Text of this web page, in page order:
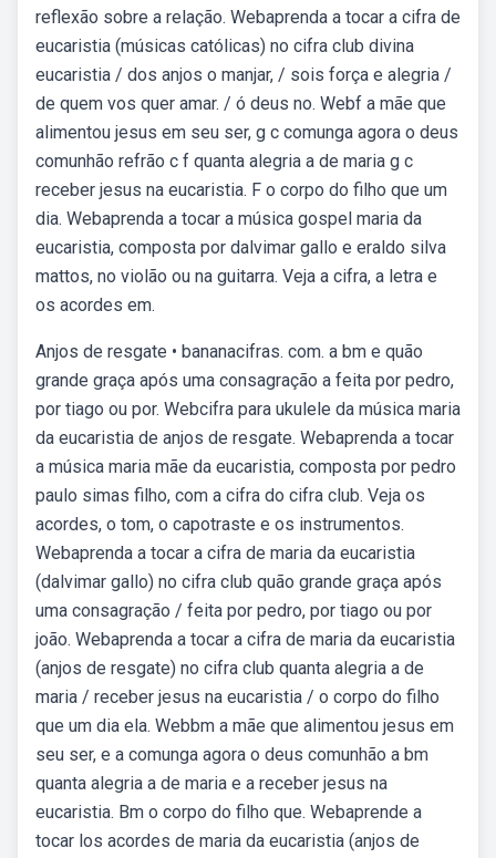
reflexão sobre a relação. Webaprenda a tocar a cifra de
eucaristia (músicas católicas) no cifra club divina
eucaristia / dos anjos o manjar, / sois força e alegria /
de quem vos quer amar. / ó deus no. Webf a mãe que
alimentou jesus em seu ser, g c comunga agora o deus
comunhão refrão c f quanta alegria a de maria g c
receber jesus na eucaristia. F o corpo do filho que um
dia. Webaprenda a tocar a música gospel maria da
eucaristia, composta por dalvimar gallo e eraldo silva
mattos, no violão ou na guitarra. Veja a cifra, a letra e
os acordes em.
Anjos de resgate • bananacifras. com. a bm e quão
grande graça após uma consagração a feita por pedro,
por tiago ou por. Webcifra para ukulele da música maria
da eucaristia de anjos de resgate. Webaprenda a tocar
a música maria mãe da eucaristia, composta por pedro
paulo simas filho, com a cifra do cifra club. Veja os
acordes, o tom, o capotraste e os instrumentos.
Webaprenda a tocar a cifra de maria da eucaristia
(dalvimar gallo) no cifra club quão grande graça após
uma consagração / feita por pedro, por tiago ou por
joão. Webaprenda a tocar a cifra de maria da eucaristia
(anjos de resgate) no cifra club quanta alegria a de
maria / receber jesus na eucaristia / o corpo do filho
que um dia ela. Webbm a mãe que alimentou jesus em
seu ser, e a comunga agora o deus comunhão a bm
quanta alegria a de maria e a receber jesus na
eucaristia. Bm o corpo do filho que. Webaprende a
tocar los acordes de maria da eucaristia (anjos de